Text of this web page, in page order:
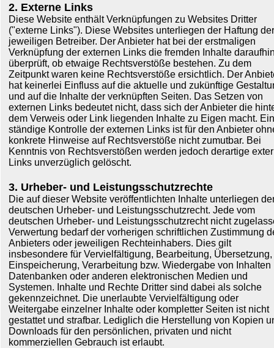
2. Externe Links
Diese Website enthält Verknüpfungen zu Websites Dritter
("externe Links"). Diese Websites unterliegen der Haftung der
jeweiligen Betreiber. Der Anbieter hat bei der erstmaligen
Verknüpfung der externen Links die fremden Inhalte
überprüft, ob etwaige Rechtsverstöße bestehen. Zu dem
Zeitpunkt waren keine Rechtsverstöße ersichtlich. Der
hat keinerlei Einfluss auf die aktuelle und zukünftige
und auf die Inhalte der verknüpften Seiten. Das Setzen von
externen Links bedeutet nicht, dass sich der Anbieter die
dem Verweis oder Link liegenden Inhalte zu Eigen macht.
ständige Kontrolle der externen Links ist für den Anbieter
konkrete Hinweise auf Rechtsverstöße nicht zumutbar. Bei
Kenntnis von Rechtsverstößen werden jedoch derartige
Links unverzüglich gelöscht.
3. Urheber- und Leistungsschutzrechte
Die auf dieser Website veröffentlichten Inhalte unterliegen
deutschen Urheber- und Leistungsschutzrecht. Jede vom
deutschen Urheber- und Leistungsschutzrecht nicht
Verwertung bedarf der vorherigen schriftlichen Zustimmung
Anbieters oder jeweiligen Rechteinhabers. Dies gilt
insbesondere für Vervielfältigung, Bearbeitung, Übersetzung,
Einspeicherung, Verarbeitung bzw. Wiedergabe von Inhalten
Datenbanken oder anderen elektronischen Medien und
Systemen. Inhalte und Rechte Dritter sind dabei als solche
gekennzeichnet. Die unerlaubte Vervielfältigung oder
Weitergabe einzelner Inhalte oder kompletter Seiten ist nicht
gestattet und strafbar. Lediglich die Herstellung von Kopien
Downloads für den persönlichen, privaten und nicht
kommerziellen Gebrauch ist erlaubt.